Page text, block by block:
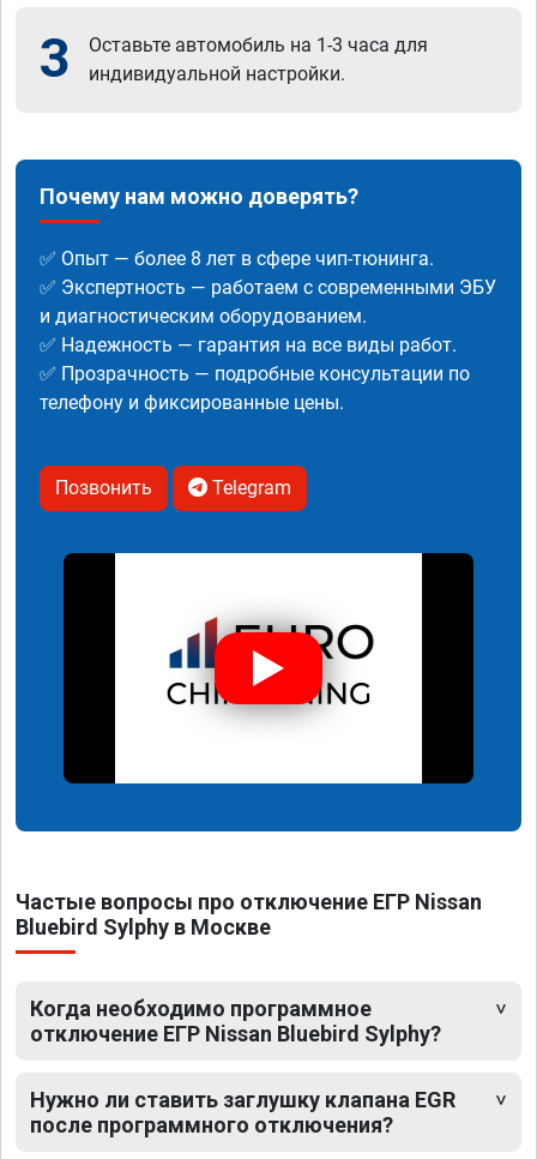
3
Оставьте автомобиль на 1-3 часа для
индивидуальной настройки.
Почему нам можно доверять?
✅ Опыт — более 8 лет в сфере чип-тюнинга.
✅ Экспертность — работаем с современными ЭБУ
и диагностическим оборудованием.
✅ Надежность — гарантия на все виды работ.
✅ Прозрачность — подробные консультации по
телефону и фиксированные цены.
Позвонить Telegram
Частые вопросы про отключение ЕГР Nissan
Bluebird Sylphy в Москве
Когда необходимо программное
отключение ЕГР Nissan Bluebird Sylphy?
Нужно ли ставить заглушку клапана EGR
после программного отключения?